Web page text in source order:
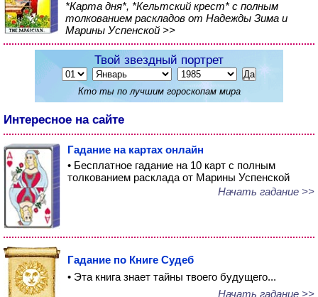
*Карта дня*, *Кельтский крест* с полным
толкованием раскладов от Надежды Зима и
Марины Успенской >>
Твой звездный портрет
Кто ты по лучшим гороскопам мира
Интересное на сайте
Гадание на картах онлайн
• Бесплатное гадание на 10 карт с полным
толкованием расклада от Марины Успенской
Начать гадание >>
Гадание по Книге Судеб
• Эта книга знает тайны твоего будущего...
Начать гадание >>